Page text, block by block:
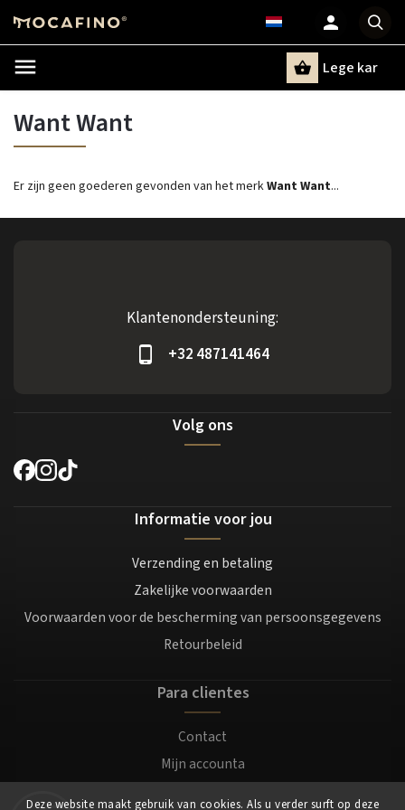
Deze website maakt gebruik van cookies. Als u verder surft op deze
Lege kar
Want Want
Er zijn geen goederen gevonden van het merkWant Want...
Klantenondersteuning:
+32 487141464
Volg ons
Informatie voor jou
Verzending en betaling
Zakelijke voorwaarden
Voorwaarden voor de bescherming van persoonsgegevens
Retourbeleid
Para clientes
Contact
Mijn accounta